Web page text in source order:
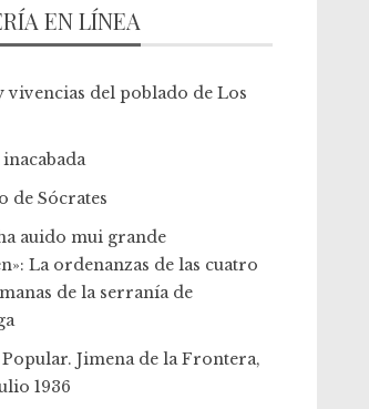
EN LÍNEA
vivencias del poblado de Los
de Sócrates
auido mui grande
La ordenanzas de las cuatro
de la serranía de
Jimena de la Frontera,
1936